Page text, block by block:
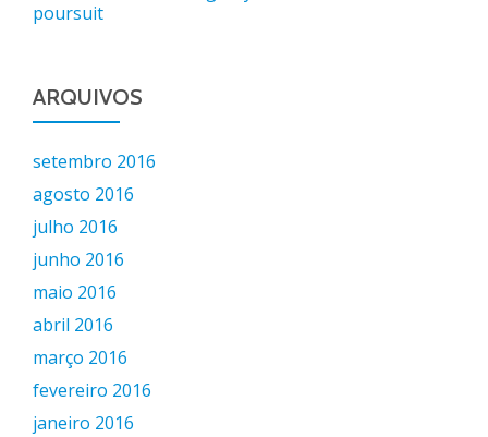
poursuit
ARQUIVOS
setembro 2016
agosto 2016
julho 2016
junho 2016
maio 2016
abril 2016
março 2016
fevereiro 2016
janeiro 2016